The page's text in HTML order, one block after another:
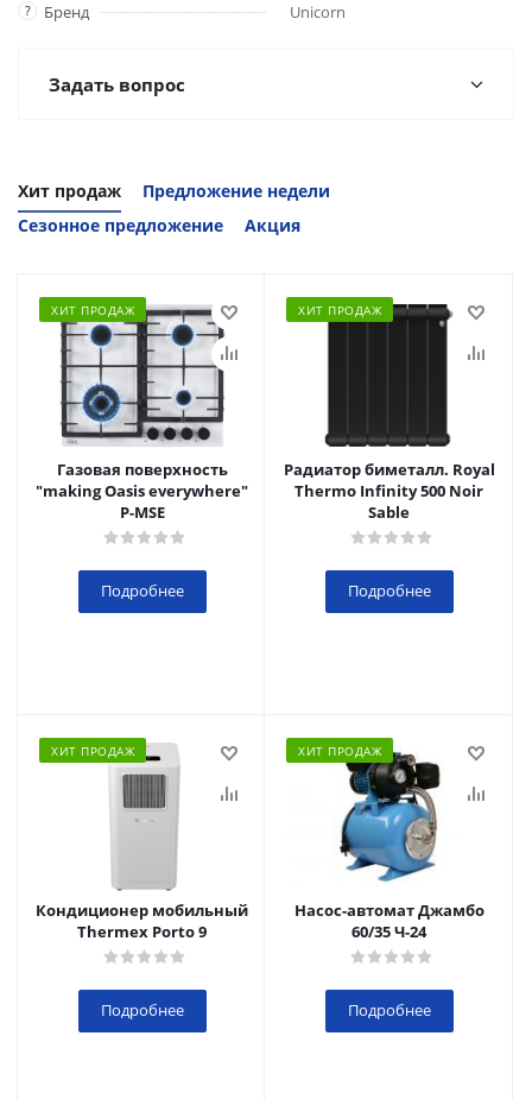
? Бренд Unicorn
Задать вопрос
Хит продаж
Предложение недели
Сезонное предложение
Акция
ХИТ ПРОДАЖ
Газовая поверхность
"making Oasis everywhere"
P-MSE
Подробнее
ХИТ ПРОДАЖ
Радиатор биметалл. Royal
Thermo Infinity 500 Noir
Sable
Подробнее
ХИТ ПРОДАЖ
Кондиционер мобильный
Thermex Porto 9
Подробнее
ХИТ ПРОДАЖ
Насос-автомат Джамбо
60/35 Ч-24
Подробнее